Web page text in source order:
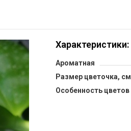
Характеристики:
Ароматная
Размер цветочка, см
Особенность цветов